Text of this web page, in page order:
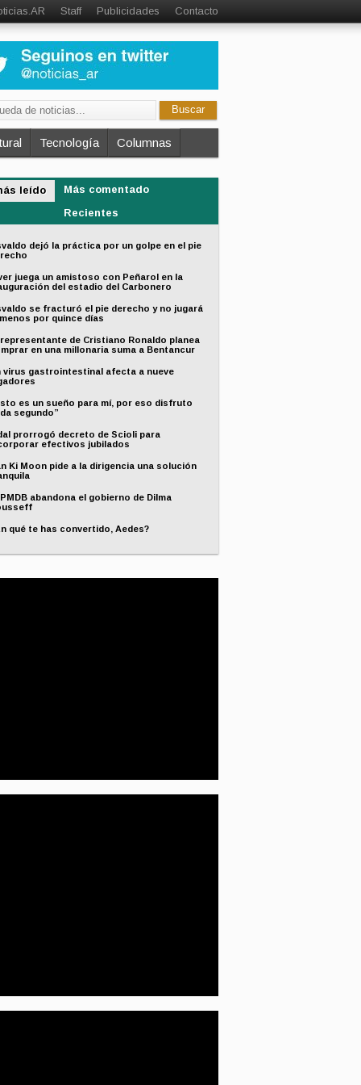
Staff Publicidades Contacto
Tecnología Columnas
leído
Más comentado
Recientes
dejó la práctica por un golpe en el pie
juega un amistoso con Peñarol en la
del estadio del Carbonero
se fracturó el pie derecho y no jugará
por quince días
representante de Cristiano Ronaldo planea
en una millonaria suma a Bentancur
virus gastrointestinal afecta a nueve
es un sueño para mí, por eso disfruto
segundo”
prorrogó decreto de Scioli para
efectivos jubilados
Ki Moon pide a la dirigencia una solución
abandona el gobierno de Dilma
qué te has convertido, Aedes?